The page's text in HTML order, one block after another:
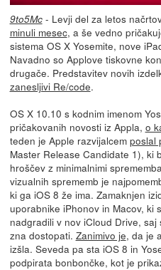
9to5Mc- Levji del za letos
minuli mesec, a še vedno
sistema OS X Yosemite, nove
Navadno so Applove tiskovne
drugače. Predstavitev novih
zanesljivi Re/code.
OS X 10.10 s kodnim imenom
pričakovanih novosti iz Appla, o
teden je Apple razvijalcem poslal
Master Release Candidate 1), ki
hroščev z minimalnimi
vizualnih sprememb je
ki ga iOS 8 že ima. Zamaknjen
uporabnike iPhonov in Macov, ki
nadgradili v nov iCloud Drive,
zna dostopati. Zanimivo je, da je
izšla. Seveda pa sta iOS 8 in
podpirata bonbončke, kot je